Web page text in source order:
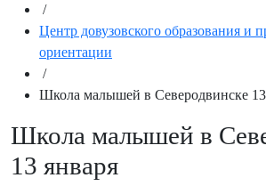
/
Центр довузовского образования и
ориентации
/
Школа малышей в Северодвинске 13
Школа малышей в
13 января